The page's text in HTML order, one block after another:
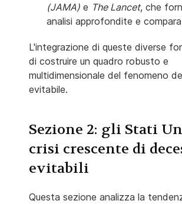
(JAMA) e The Lancet, che
analisi approfondite e
L'integrazione di queste diverse
di costruire un quadro robusto e
multidimensionale del fenomeno
evitabile.
Sezione 2: gli Stati
crisi crescente di
evitabili
Questa sezione analizza la